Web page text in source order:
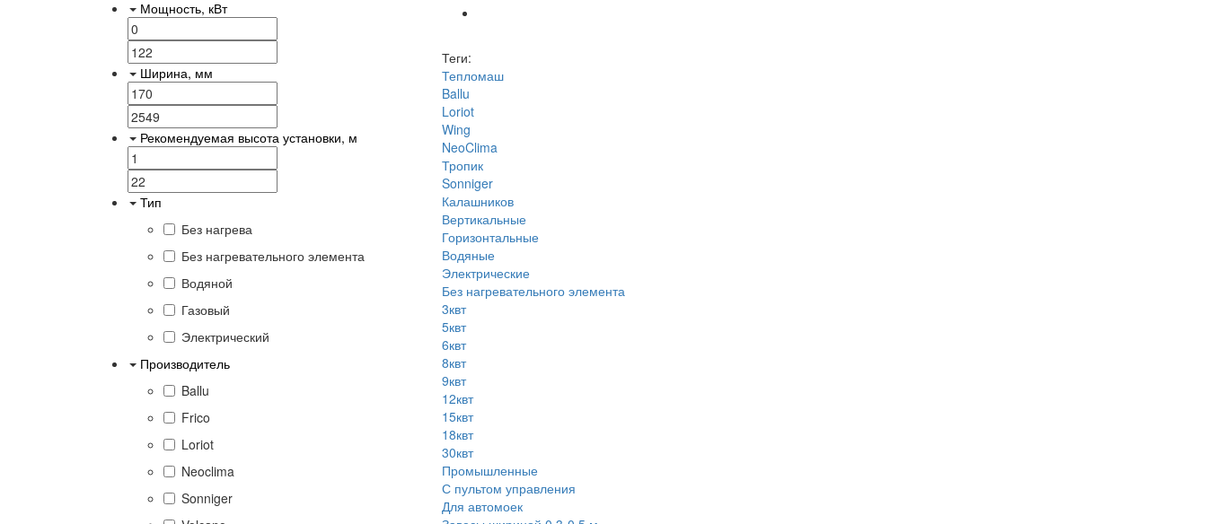
Мощность, кВт
Ширина, мм
Рекомендуемая высота установки, м
Тип
Без нагрева
Без нагревательного элемента
Водяной
Газовый
Электрический
Производитель
Ballu
Frico
Loriot
Neoclima
Sonniger
Теги:
Тепломаш
Ballu
Loriot
Wing
NeoClima
Тропик
Sonniger
Калашников
Вертикальные
Горизонтальные
Водяные
Электрические
Без нагревательного элемента
3квт
5квт
6квт
8квт
9квт
12квт
15квт
18квт
30квт
Промышленные
С пультом управления
Для автомоек